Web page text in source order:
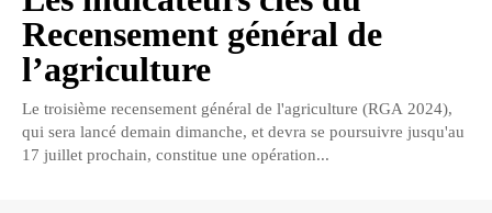
Recensement général de
l’agriculture
Le troisième recensement général de l'agriculture (RGA 2024),
qui sera lancé demain dimanche, et devra se poursuivre jusqu'au
17 juillet prochain, constitue une opération...